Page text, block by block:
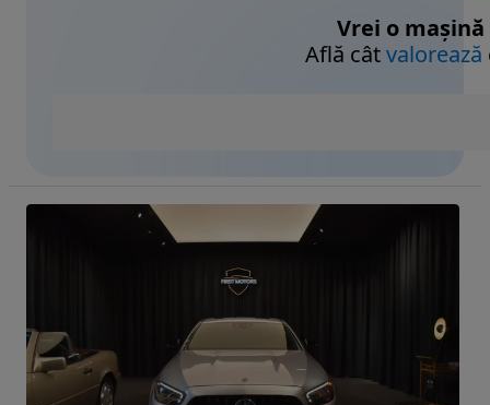
Vrei o mașină
Află câtvalorează